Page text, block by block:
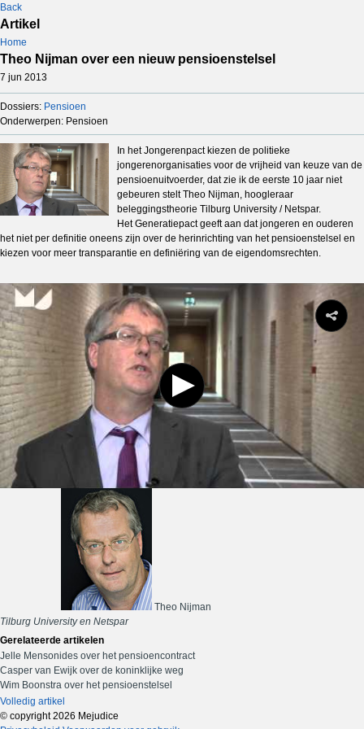
Back
Artikel
Home
Theo Nijman over een nieuw pensioenstelsel
7 jun 2013
Dossiers: Pensioen
Onderwerpen: Pensioen
In het Jongerenpact kiezen de politieke
jongerenorganisaties voor de vrijheid van keuze van de
pensioenuitvoerder, dat zie ik de eerste 10 jaar niet
gebeuren stelt Theo Nijman, hoogleraar
beleggingstheorie Tilburg University / Netspar.
Het Generatiepact geeft aan dat jongeren en ouderen
het niet per definitie oneens zijn over de herinrichting van het pensioenstelsel en
kiezen voor meer transparantie en definiëring van de eigendomsrechten.
Theo Nijman
Tilburg University en Netspar
Gerelateerde artikelen
Jelle Mensonides over het pensioencontract
Casper van Ewijk over de koninklijke weg
Wim Boonstra over het pensioenstelsel
Volledig artikel
© copyright 2026 Mejudice